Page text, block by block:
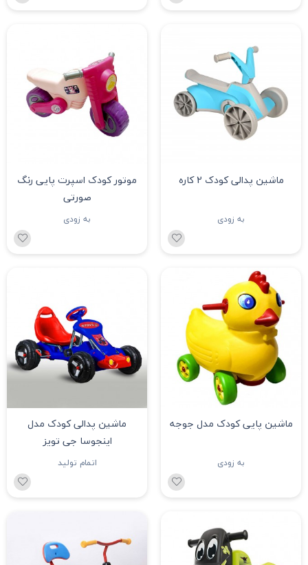
ماشین پدالی کودک 2 کاره
به زودی
موتور کودک اسپرت پایی رنگ
صورتی
به زودی
ماشین پایی کودک مدل جوجه
به زودی
ماشین پدالی کودک مدل
اینجوسا جی تویز
اتمام تولید